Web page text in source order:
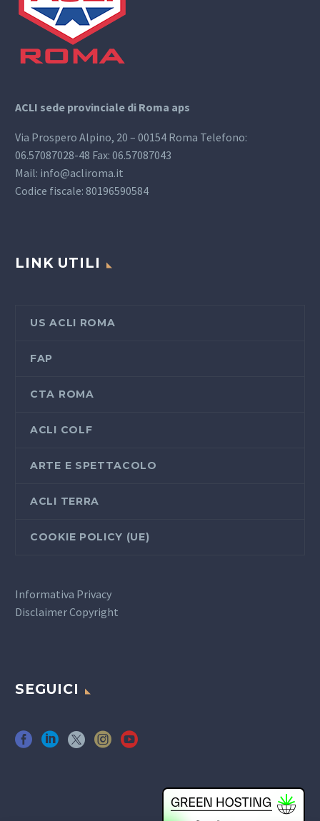
ACLI sede provinciale di Roma aps
Via Prospero Alpino, 20 – 00154 Roma Telefono:
06.57087028-48 Fax: 06.57087043
Mail: info@acliroma.it
Codice fiscale: 80196590584
LINK UTILI
US ACLI ROMA
FAP
CTA ROMA
ACLI COLF
ARTE E SPETTACOLO
ACLI TERRA
COOKIE POLICY (UE)
Informativa Privacy
Disclaimer Copyright
SEGUICI